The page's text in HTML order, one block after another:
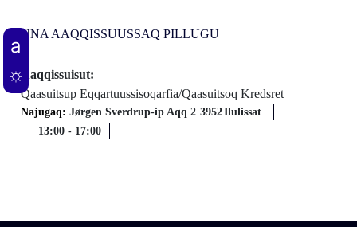
UNA AAQQISSUUSSAQ PILLUGU
Aaqqissuisut:
Qaasuitsup Eqqartuussisoqarfia/Qaasuitsoq Kredsret
Najugaq: Jørgen Sverdrup-ip Aqq 2 3952Ilulissat
13:00- 17:00